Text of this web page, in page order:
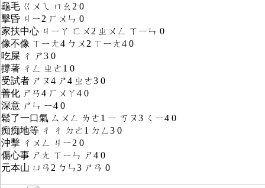
龜毛 ㄍㄨㄟ ㄇㄠ2 0
擊昏 ㄐㄧ2 ㄏㄨㄣ 0
家扶中心 ㄐㄧㄚ ㄈㄨ2 ㄓㄨㄥ ㄒㄧㄣ 0
像不像 ㄒㄧㄤ4 ㄅㄨ2 ㄒㄧㄤ4 0
吃屎 ㄔ ㄕ3 0
撐著 ㄔㄥ ㄓㄜ1 0
受試者 ㄕㄡ4 ㄕ4 ㄓㄜ3 0
善化 ㄕㄢ4 ㄏㄨㄚ4 0
深意 ㄕㄣ ㄧ4 0
鬆了一口氣 ㄙㄨㄥ ㄌㄜ1 ㄧ ㄎㄡ3 ㄑㄧ4 0
痴痴地等 ㄔ ㄔ ㄉㄜ1 ㄉㄥ3 0
沖擊 ㄔㄨㄥ ㄐㄧ2 0
傷心事 ㄕㄤ ㄒㄧㄣ ㄕ4 0
元本山 ㄩㄢ2 ㄅㄣ3 ㄕㄢ 0